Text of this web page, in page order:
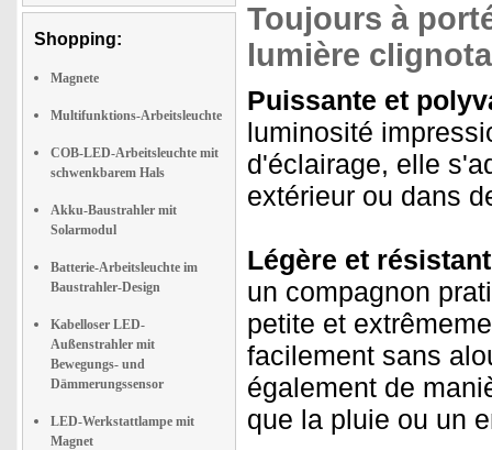
Shopping:
Magnete
Multifunktions-Arbeitsleuchte
COB-LED-Arbeitsleuchte mit
schwenkbarem Hals
Akku-Baustrahler mit
Solarmodul
Batterie-Arbeitsleuchte im
Baustrahler-Design
Kabelloser LED-
Außenstrahler mit
Bewegungs- und
Dämmerungssensor
LED-Werkstattlampe mit
Magnet
Toujours à
lumière
Puissante et
luminosité
d'éclairage, elle
extérieur ou dans
Légère et
un compagnon
petite et
facilement sans
également de
que la pluie ou un